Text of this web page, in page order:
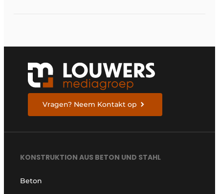
Vragen? Neem Kontakt op
KONSTRUKTION AUS BETON UND STAHL
Beton